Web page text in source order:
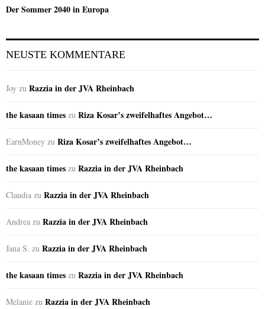
Der Sommer 2040 in Europa
NEUSTE KOMMENTARE
Joy zu Razzia in der JVA Rheinbach
the kasaan times zu Riza Kosar’s zweifelhaftes Angebot…
EarnMoney zu Riza Kosar’s zweifelhaftes Angebot…
the kasaan times zu Razzia in der JVA Rheinbach
Claudia zu Razzia in der JVA Rheinbach
Andrea zu Razzia in der JVA Rheinbach
Jana S. zu Razzia in der JVA Rheinbach
the kasaan times zu Razzia in der JVA Rheinbach
Melanie zu Razzia in der JVA Rheinbach